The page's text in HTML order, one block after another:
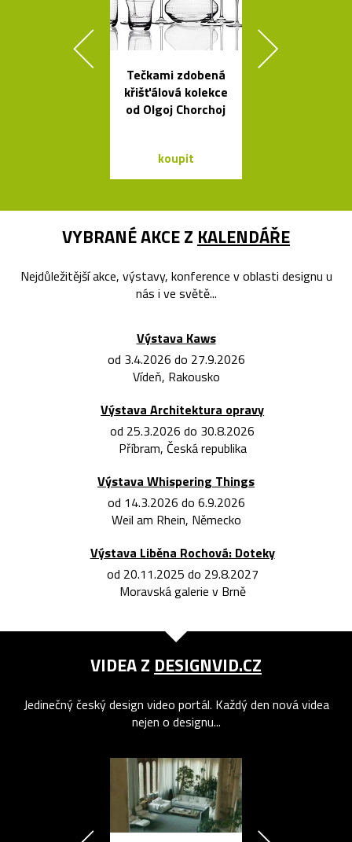
Tečkami zdobená
křišťálová kolekce
od Olgoj Chorchoj
koupit
VYBRANÉ AKCE Z KALENDÁŘE
Nejdůležitější akce, výstavy, konference v oblasti designu u
nás i ve světě...
Výstava Kaws
od 3.4.2026 do 27.9.2026
Vídeň, Rakousko
Výstava Architektura opravy
od 25.3.2026 do 30.8.2026
Příbram, Česká republika
Výstava Whispering Things
od 14.3.2026 do 6.9.2026
Weil am Rhein, Německo
Výstava Liběna Rochová: Doteky
od 20.11.2025 do 29.8.2027
Moravská galerie v Brně
VIDEA Z DESIGNVID.CZ
Jedinečný český design video portál. Každý den nová videa
nejen o designu...